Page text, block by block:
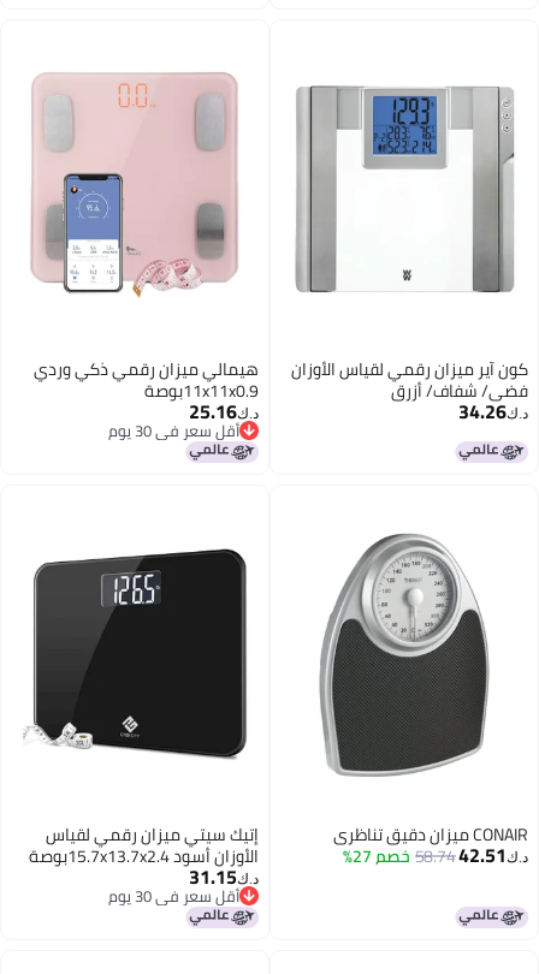
كون آير ميزان رقمي لقياس الأوزان
فضي/ شفاف/ أزرق
13x12.2x1.1بوصة
د.ك‏34.26
هيمالي ميزان رقمي ذكي وردي
11x11x0.9بوصة
د.ك‏25.16
أقل سعر في 30 يوم
أقل سعر في 30 يوم
CONAIR ميزان دقيق تناظري
د.ك‏42.51
58.74خصم 27%
إتيك سيتي ميزان رقمي لقياس
الأوزان أسود 15.7x13.7x2.4بوصة
د.ك‏31.15
أقل سعر في 30 يوم
أقل سعر في 30 يوم